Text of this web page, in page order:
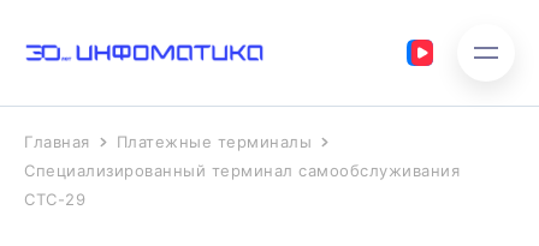
Главная
Платежные терминалы
Специализированный терминал самообслуживания
СТС-29